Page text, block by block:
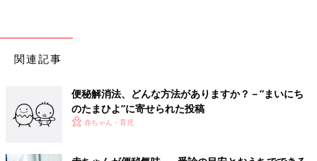
関連記事
便秘解消法、どんな方法がありますか？－”まいにち
のたまひよ”に寄せられた投稿
赤ちゃん・育児